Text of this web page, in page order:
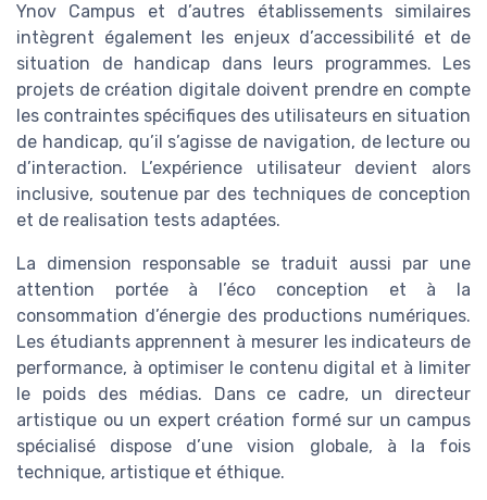
Ynov Campus et d’autres établissements similaires
intègrent également les enjeux d’accessibilité et de
situation de handicap dans leurs programmes. Les
projets de création digitale doivent prendre en compte
les contraintes spécifiques des utilisateurs en situation
de handicap, qu’il s’agisse de navigation, de lecture ou
d’interaction. L’expérience utilisateur devient alors
inclusive, soutenue par des techniques de conception
et de realisation tests adaptées.
La dimension responsable se traduit aussi par une
attention portée à l’éco conception et à la
consommation d’énergie des productions numériques.
Les étudiants apprennent à mesurer les indicateurs de
performance, à optimiser le contenu digital et à limiter
le poids des médias. Dans ce cadre, un directeur
artistique ou un expert création formé sur un campus
spécialisé dispose d’une vision globale, à la fois
technique, artistique et éthique.